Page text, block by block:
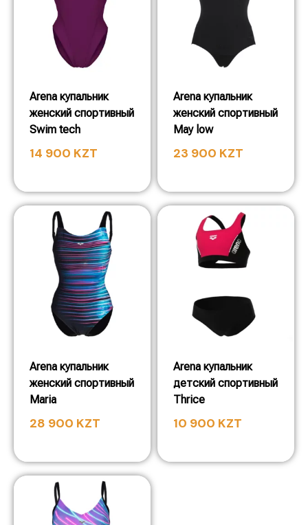
Arena купальник
женский спортивный
Swim tech
14 900 KZT
Arena купальник
женский спортивный
May low
23 900 KZT
Arena купальник
женский спортивный
Maria
28 900 KZT
Arena купальник
детский спортивный
Thrice
10 900 KZT